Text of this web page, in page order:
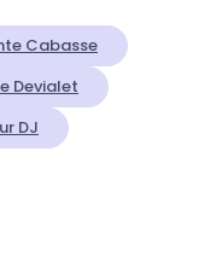
Cabasse
Devialet
DJ